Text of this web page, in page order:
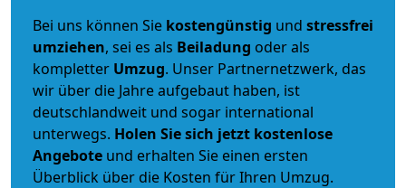
Bei uns können Sie kostengünstig und stressfrei
umziehen, sei es als Beiladung oder als
kompletter Umzug. Unser Partnernetzwerk, das
wir über die Jahre aufgebaut haben, ist
deutschlandweit und sogar international
unterwegs. Holen Sie sich jetzt kostenlose
Angebote und erhalten Sie einen ersten
Überblick über die Kosten für Ihren Umzug.